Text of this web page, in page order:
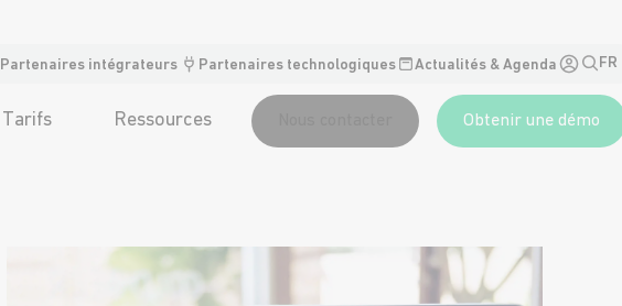
Tarifs Ressources Obtenir une démo
Partenaires intégrateurs Partenaires technologiques Actualités & Agenda FR